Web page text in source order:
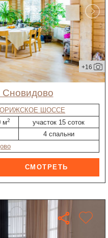
+16
Сновидово
ШОССЕ
м2
участок 15 соток
4 спальни